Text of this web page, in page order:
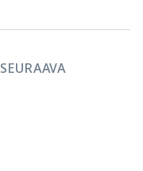
SEURAAVA